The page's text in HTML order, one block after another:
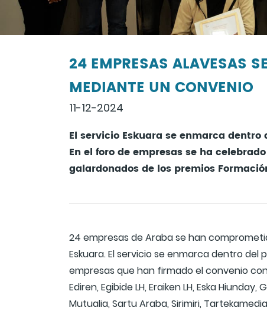
24 EMPRESAS ALAVESAS
MEDIANTE UN CONVENIO
11-12-2024
El servicio Eskuara se enmarca
En el foro de empresas se ha
galardonados de los premios
24 empresas de Araba se han
Eskuara. El servicio se enmarca dentro del
empresas que han firmado el convenio
Ediren, Egibide LH, Eraiken LH, Eska
Mutualia, Sartu Araba, Sirimiri,